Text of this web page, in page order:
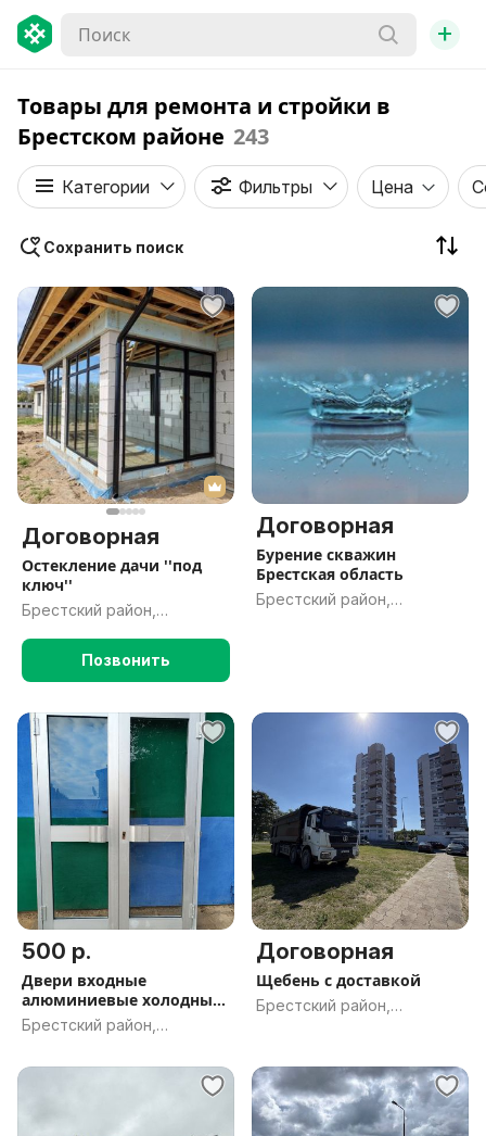
+
Товары для ремонта и стройки в
Брестском районе 243
Категории Фильтры Цена
Сохранить поиск
Договорная
Остекление дачи ''под
ключ''
Брестский район,
Позвонить
Договорная
Бурение скважин
Брестская область
Брестский район,
500 р.
Двери входные
алюминиевые холодные
1.45/2.07.
Брестский район,
Договорная
Щебень с доставкой
Брестский район,